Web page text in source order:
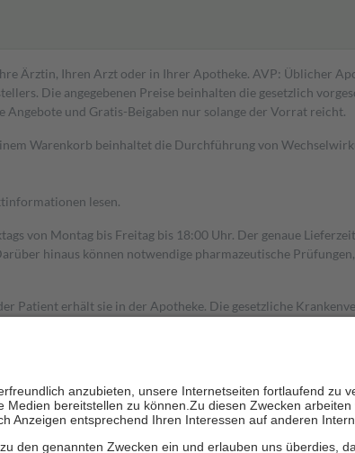
Ärztin, Ihren Arzt oder in Ihrer Apotheke. AVP: Üblicher
Die angegebenen Preise beinhalten die gesetzlich
und Gratis-Beigaben nur solange der Vorrat reicht.
Warenkorb beinhaltet die Durchführung von
lesen.
von Montag bis Freitag bis 18:00 Uhr. Der genaue
hinaus können notwendige pharmazeutische
Patient erhält sie in der Apotheke. Die gesetzliche
der Kosten sowie zehn Euro je Verordnung.
die besondere Stellung der Familie zu unterstützen, fallen